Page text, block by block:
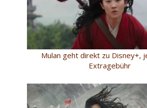
Mulan geht direkt zu Disney+,
Extragebühr